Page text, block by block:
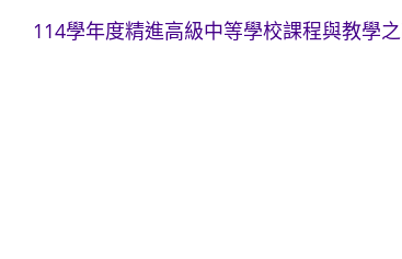
114學年度精進高級中等學校課程與教學